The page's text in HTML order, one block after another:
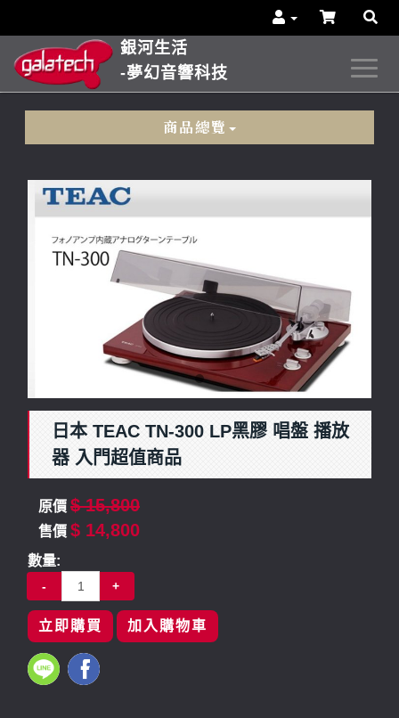
銀河生活
-夢幻音響科技
商品總覽
日本 TEAC TN-300 LP黑膠 唱盤 播放
器 入門超值商品
原價 $ 15,800
售價 $ 14,800
數量:
- +
立即購買 加入購物車